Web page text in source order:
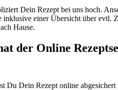
Dein Rezept bei uns hoch.
inklusive einer Übersicht über evtl.
Hause.
der Online
Du Dein Rezept online